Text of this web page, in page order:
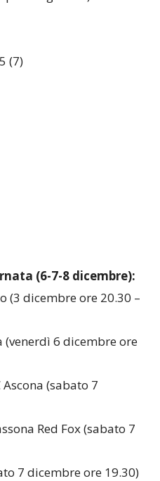
(7)
(6-7-8 dicembre):
(3 dicembre ore 20.30 –
(venerdì 6 dicembre ore
Ascona (sabato 7
Red Fox (sabato 7
7 dicembre ore 19.30)